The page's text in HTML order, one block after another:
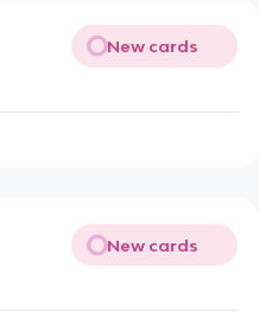
New cards
New cards